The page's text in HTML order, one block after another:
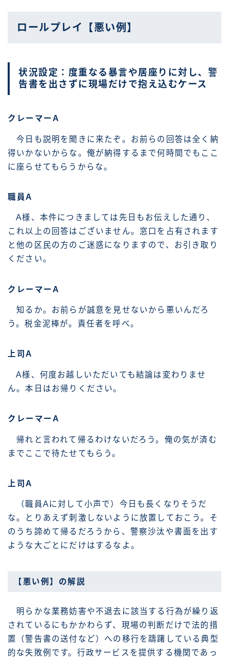
ロールプレイ【悪い例】
状況設定：度重なる暴言や居座りに対し、警
告書を出さずに現場だけで抱え込むケース
クレーマーA
今日も説明を聞きに来たぞ。お前らの回答は全く納
得いかないからな。俺が納得するまで何時間でもここ
に座らせてもらうからな。
職員A
A様、本件につきましては先日もお伝えした通り、
これ以上の回答はございません。窓口を占有されます
と他の区民の方のご迷惑になりますので、お引き取り
ください。
クレーマーA
知るか。お前らが誠意を見せないから悪いんだろ
う。税金泥棒が。責任者を呼べ。
上司A
A様、何度お越しいただいても結論は変わりませ
ん。本日はお帰りください。
クレーマーA
帰れと言われて帰るわけないだろう。俺の気が済む
までここで待たせてもらう。
上司A
（職員Aに対して小声で）今日も長くなりそうだ
な。とりあえず刺激しないように放置しておこう。そ
のうち諦めて帰るだろうから、警察沙汰や書面を出す
ような大ごとにだけはするなよ。
【悪い例】の解説
明らかな業務妨害や不退去に該当する行為が繰り返
されているにもかかわらず、現場の判断だけで法的措
置（警告書の送付など）への移行を躊躇している典型
的な失敗例です。行政サービスを提供する機関であっ